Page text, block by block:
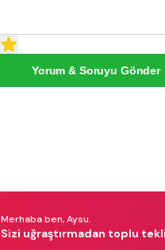
Yorum & Soruyu Gönder
Merhaba ben, Aysu.
Sizi uğraştırmadan toplu